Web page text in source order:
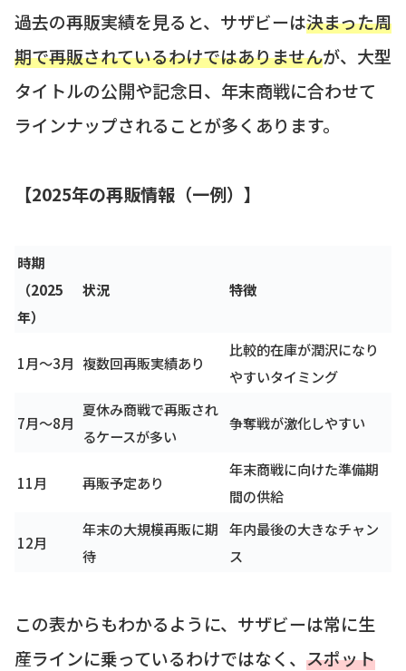
過去の再販実績を見ると、サザビーは決まった周
期で再販されているわけではありませんが、大型
タイトルの公開や記念日、年末商戦に合わせて
ラインナップされることが多くあります。
【2025年の再販情報（一例）】
時期
（2025
年）
状況 特徴
1月〜3月 複数回再販実績あり
比較的在庫が潤沢になり
やすいタイミング
7月〜8月
夏休み商戦で再販され
るケースが多い
争奪戦が激化しやすい
11月 再販予定あり
年末商戦に向けた準備期
間の供給
12月
年末の大規模再販に期
待
年内最後の大きなチャン
ス
この表からもわかるように、サザビーは常に生
産ラインに乗っているわけではなく、 スポット